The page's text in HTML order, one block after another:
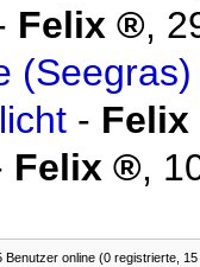
Felix ,
(Seegras)
- Felix
Felix ,
online (0 registrierte,